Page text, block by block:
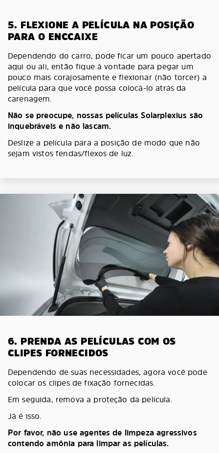
5. FLEXIONE A PELÍCULA NA POSIÇÃO
PARA O ENCCAIXE
Dependendo do carro, pode ficar um pouco apertado
aqui ou ali, então fique à vontade para pegar um
pouco mais corajosamente e flexionar (não torcer) a
película para que você possa colocá-lo atrás da
carenagem.
Não se preocupe, nossas películas Solarplexius são
inquebráveis e não lascam.
Deslize a película para a posição de modo que não
sejam vistos fendas/flexos de luz.
6. PRENDA AS PELÍCULAS COM OS
CLIPES FORNECIDOS
Dependendo de suas necessidades, agora você pode
colocar os clipes de fixação fornecidas.
Em seguida, remova a proteção da película.
Já é isso.
Por favor, não use agentes de limpeza agressivos
contendo amônia para limpar as películas.